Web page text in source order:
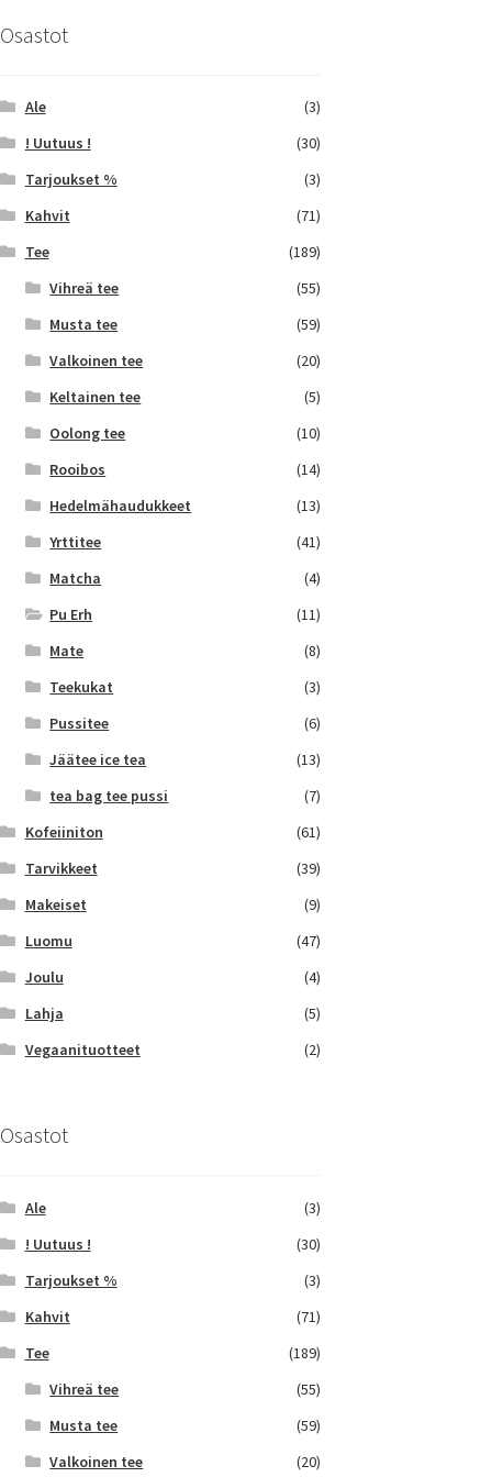
Osastot
Ale
(3)
! Uutuus !
(30)
Tarjoukset %
(3)
Kahvit
(71)
Tee
(189)
Vihreä tee
(55)
Musta tee
(59)
Valkoinen tee
(20)
Keltainen tee
(5)
Oolong tee
(10)
Rooibos
(14)
Hedelmähaudukkeet
(13)
Yrttitee
(41)
Matcha
(4)
Pu Erh
(11)
Mate
(8)
Teekukat
(3)
Pussitee
(6)
Jäätee ice tea
(13)
tea bag tee pussi
(7)
Kofeiiniton
(61)
Tarvikkeet
(39)
Makeiset
(9)
Luomu
(47)
Joulu
(4)
Lahja
(5)
Vegaanituotteet
(2)
Osastot
Ale
(3)
! Uutuus !
(30)
Tarjoukset %
(3)
Kahvit
(71)
Tee
(189)
Vihreä tee
(55)
Musta tee
(59)
Valkoinen tee
(20)